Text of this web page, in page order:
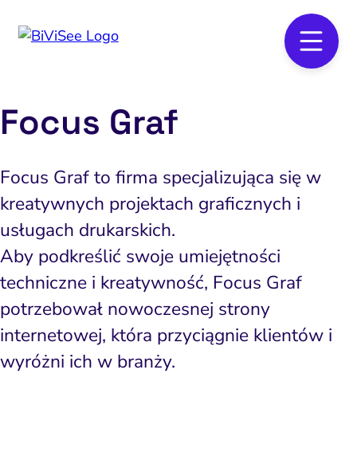
Focus Graf
Focus Graf to firma specjalizująca się w
kreatywnych projektach graficznych i
usługach drukarskich.
Aby podkreślić swoje umiejętności
techniczne i kreatywność, Focus Graf
potrzebował nowoczesnej strony
internetowej, która przyciągnie klientów i
wyróżni ich w branży.